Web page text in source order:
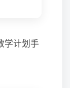
学计划手